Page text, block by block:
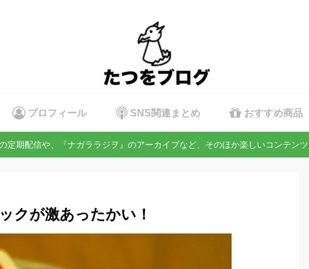
プロフィール SNS関連まとめ おすすめ商品
定期配信や、『ナガララジヲ』のアーカイブなど、そのほか楽しいコンテン
クが激あったかい！